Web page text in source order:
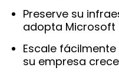
Preserve su
adopta Microsoft
Escale
su empresa